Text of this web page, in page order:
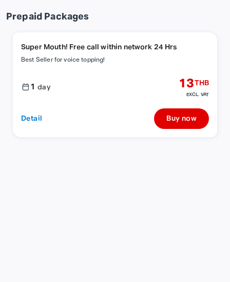
Prepaid Packages
Super Mouth! Free call within network 24 Hrs
Best Seller for voice topping!
1 day 13THB
EXCL. VAT
Detail Buy now